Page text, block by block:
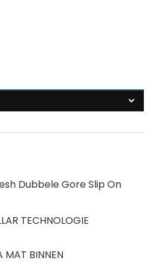
Dubbele Gore Slip On
TECHNOLOGIE
MAT BINNEN